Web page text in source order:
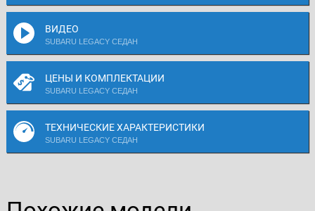
ВИДЕО
SUBARU LEGACY СЕДАН
ЦЕНЫ И КОМПЛЕКТАЦИИ
SUBARU LEGACY СЕДАН
ТЕХНИЧЕСКИЕ ХАРАКТЕРИСТИКИ
SUBARU LEGACY СЕДАН